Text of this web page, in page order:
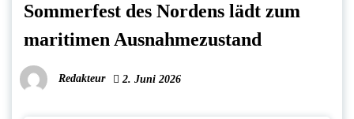
Sommerfest des Nordens lädt zum
maritimen Ausnahmezustand
Redakteur 2. Juni 2026